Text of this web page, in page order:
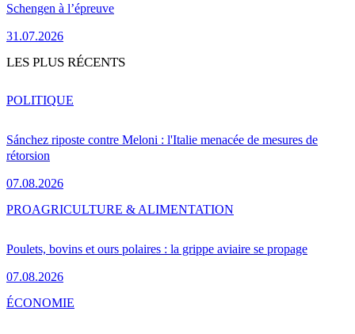
Schengen à l’épreuve
31.07.2026
LES PLUS RÉCENTS
Sánchez riposte contre Meloni : l'Italie menacée de mesures de
rétorsion
07.08.2026
POLITIQUE
Poulets, bovins et ours polaires : la grippe aviaire se propage
07.08.2026
PROAGRICULTURE & ALIMENTATION
ÉCONOMIE